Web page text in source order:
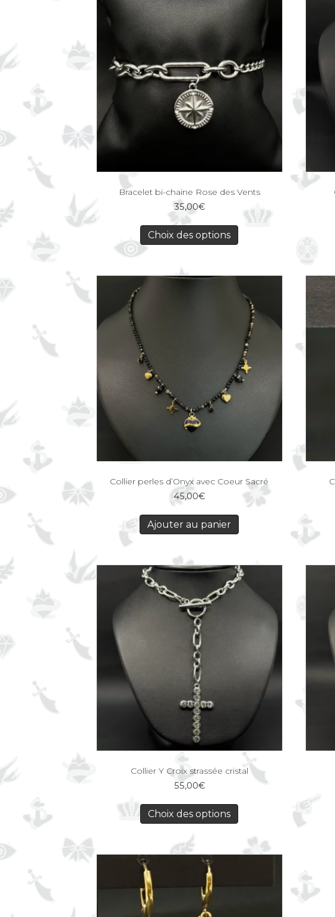
Bracelet bi-chaine Rose des Vents
35,00€
Choix des options
Collier perles d’Onyx avec Coeur Sacré
45,00€
Ajouter au panier
Collier Y Croix strassée cristal
55,00€
Choix des options